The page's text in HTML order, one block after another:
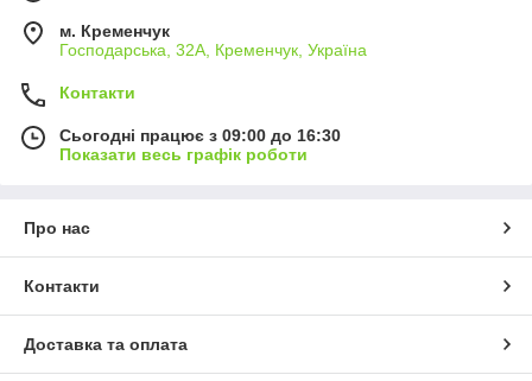
м. Кременчук
Господарська, 32А, Кременчук, Україна
Контакти
Сьогодні працює з 09:00 до 16:30
Показати весь графік роботи
Про нас
Контакти
Доставка та оплата